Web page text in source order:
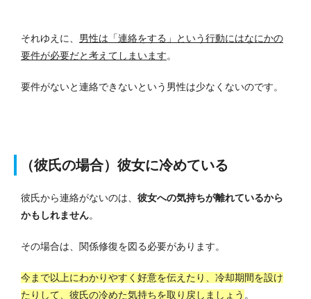
それゆえに、 男性は「連絡をする」という行動にはなにかの
要件が必要だと考えてしまいます。
要件がないと連絡できないという男性は少なくないのです。
（彼氏の場合）彼女に冷めている
彼氏から連絡がないのは、 彼女への気持ちが離れているから
かもしれません。
その場合は、関係修復を図る必要があります。
今まで以上にわかりやすく好意を伝えたり、冷却期間を設け
たりして、彼氏の冷めた気持ちを取り戻しましょう 。